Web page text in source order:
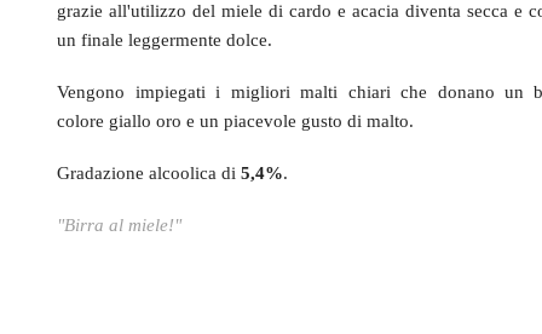
grazie all'utilizzo del miele di cardo e acacia diventa secca e
un finale leggermente dolce.
Vengono impiegati i migliori malti chiari che donano un
colore giallo oro e un piacevole gusto di malto.
Gradazione alcoolica di5,4%.
"Birra al miele!"